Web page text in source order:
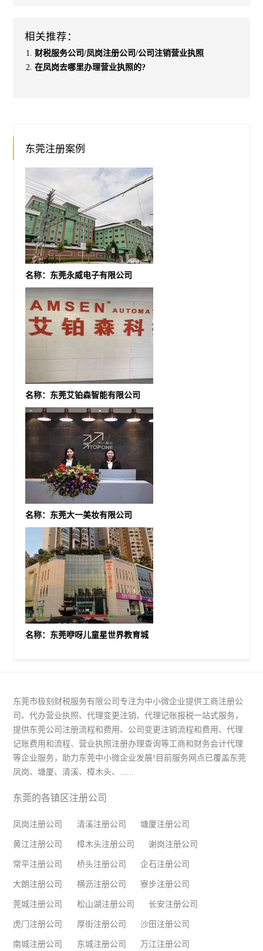
相关推荐：
财税服务公司/凤岗注册公司/公司注销营业执照
在凤岗去哪里办理营业执照的?
东莞注册案例
名称：东莞永威电子有限公司
名称：东莞艾铂森智能有限公司
名称：东莞大一美妆有限公司
名称：东莞咿呀儿童星世界教育城
东莞市极刻财税服务有限公司专注为中小微企业提供工商注册公
司、代办营业执照、代理变更注销、代理记账报税一站式服务，
提供东莞公司注册流程和费用、公司变更注销流程和费用、代理
记账费用和流程、营业执照注册办理查询等工商和财务会计代理
等企业服务，助力东莞中小微企业发展!目前服务网点已覆盖东莞
凤岗、塘厦、清溪、樟木头、......
东莞的各镇区注册公司
凤岗注册公司 清溪注册公司 塘厦注册公司
黄江注册公司 樟木头注册公司 谢岗注册公司
常平注册公司 桥头注册公司 企石注册公司
大朗注册公司 横沥注册公司 寮步注册公司
莞城注册公司 松山湖注册公司 长安注册公司
虎门注册公司 厚街注册公司 沙田注册公司
南城注册公司 东城注册公司 万江注册公司